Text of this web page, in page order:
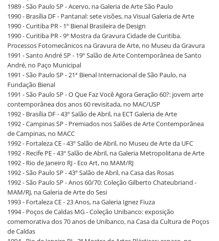
1989 - São Paulo SP - Acervo, na Galeria de Arte São Paulo
1990 - Brasília DF - Pantanal: sete visões, na Visual Galeria de Arte
1990 - Curitiba PR - 1º Bienal Brasileira de Design
1990 - Curitiba PR - 9ª Mostra da Gravura Cidade de Curitiba.
Processos Fotomecânicos na Gravura de Arte, no Museu da Gravura
1991 - Santo André SP - 19º Salão de Arte Contemporânea de Santo
André, no Paço Municipal
1991 - São Paulo SP - 21ª Bienal Internacional de São Paulo, na
Fundação Bienal
1991 - São Paulo SP - O Que Faz Você Agora Geração 60?: jovem arte
contemporânea dos anos 60 revisitada, no MAC/USP
1992 - Brasília DF - 43º Salão de Abril, na ECT Galeria de Arte
1992 - Campinas SP - Premiados nos Salões de Arte Contemporânea
de Campinas, no MACC
1992 - Fortaleza CE - 43º Salão de Abril, no Museu de Arte da UFC
1992 - Recife PE - 43º Salão de Abril, na Galeria Metropolitana de Arte
1992 - Rio de Janeiro RJ - Eco Art, no MAM/RJ
1992 - São Paulo SP - 43º Salão de Abril, na Casa das Rosas
1992 - São Paulo SP - Anos 60/70: Coleção Gilberto Chateubriand -
MAM/RJ, na Galeria de Arte do Sesi
1993 - Fortaleza CE - 23 Anos, na Galeria Ignez Fiuza
1994 - Poços de Caldas MG - Coleção Unibanco: exposição
comemorativa dos 70 anos de Unibanco, na Casa da Cultura de Poços
de Caldas